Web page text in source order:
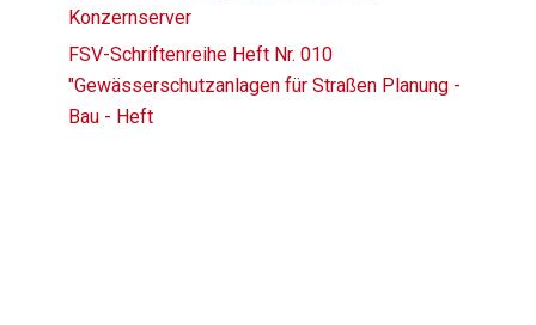
Konzernserver
FSV-Schriftenreihe Heft Nr. 010
"Gewässerschutzanlagen für Straßen Planung -
Bau - Heft